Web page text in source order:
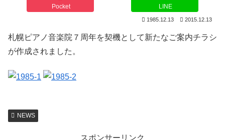
Pocket LINE
1985.12.13 2015.12.13
札幌ピアノ音楽院７周年を契機として新たなご案内チラシ
が作成されました。
NEWS
スポンサーリンク